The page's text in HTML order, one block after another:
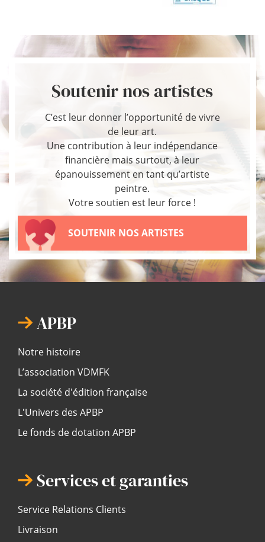
Soutenir nos artistes
C’est leur donner l’opportunité de vivre
de leur art.
Une contribution à leur indépendance
financière mais surtout, à leur
épanouissement en tant qu’artiste
peintre.
Votre soutien est leur force !
SOUTENIR NOS ARTISTES
APBP
Notre histoire
L’association VDMFK
La société d'édition française
L'Univers des APBP
Le fonds de dotation APBP
Services et garanties
Service Relations Clients
Livraison